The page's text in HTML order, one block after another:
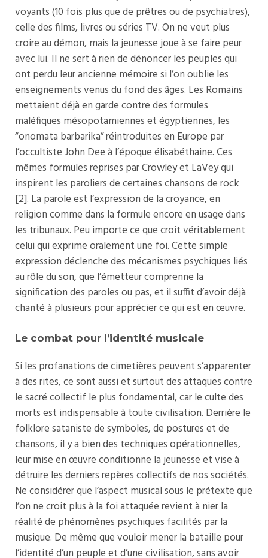
voyants (10 fois plus que de prêtres ou de psychiatres),
celle des films, livres ou séries TV. On ne veut plus
croire au démon, mais la jeunesse joue à se faire peur
avec lui. Il ne sert à rien de dénoncer les peuples qui
ont perdu leur ancienne mémoire si l’on oublie les
enseignements venus du fond des âges. Les Romains
mettaient déjà en garde contre des formules
maléfiques mésopotamiennes et égyptiennes, les
“onomata barbarika” réintroduites en Europe par
l’occultiste John Dee à l’époque élisabéthaine. Ces
mêmes formules reprises par Crowley et LaVey qui
inspirent les paroliers de certaines chansons de rock
[2]. La parole est l’expression de la croyance, en
religion comme dans la formule encore en usage dans
les tribunaux. Peu importe ce que croit véritablement
celui qui exprime oralement une foi. Cette simple
expression déclenche des mécanismes psychiques liés
au rôle du son, que l’émetteur comprenne la
signification des paroles ou pas, et il suffit d’avoir déjà
chanté à plusieurs pour apprécier ce qui est en œuvre.
Le combat pour l’identité musicale
Si les profanations de cimetières peuvent s’apparenter
à des rites, ce sont aussi et surtout des attaques contre
le sacré collectif le plus fondamental, car le culte des
morts est indispensable à toute civilisation. Derrière le
folklore sataniste de symboles, de postures et de
chansons, il y a bien des techniques opérationnelles,
leur mise en œuvre conditionne la jeunesse et vise à
détruire les derniers repères collectifs de nos sociétés.
Ne considérer que l’aspect musical sous le prétexte que
l’on ne croit plus à la foi attaquée revient à nier la
réalité de phénomènes psychiques facilités par la
musique. De même que vouloir mener la bataille pour
l’identité d’un peuple et d’une civilisation, sans avoir